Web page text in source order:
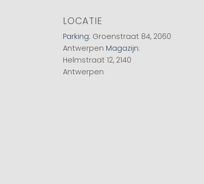
LOCATIE
Parking: Groenstraat 84, 2060
Antwerpen Magazijn:
Helmstraat 12, 2140
Antwerpen